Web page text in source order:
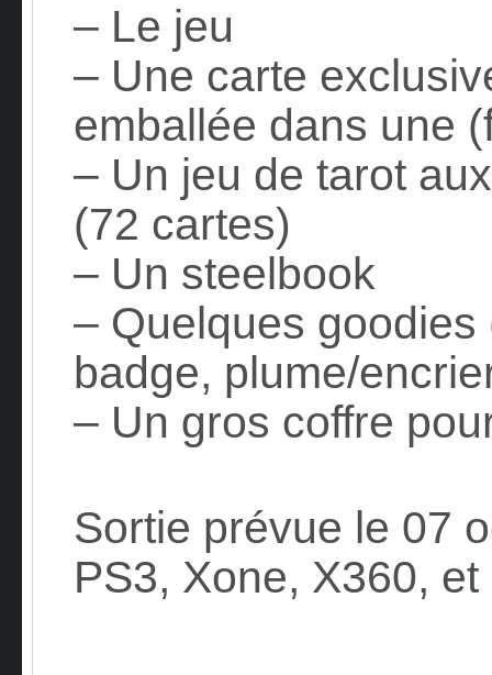
– Le jeu
– Une carte
emballée dans une
– Un jeu de tarot
(72 cartes)
– Un steelbook
– Quelques
badge, plume/
– Un gros coffre
Sortie prévue le 07
PS3, Xone, X360,